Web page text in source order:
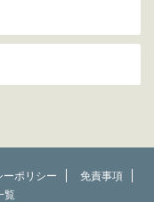
ーポリシー
免責事項
覧